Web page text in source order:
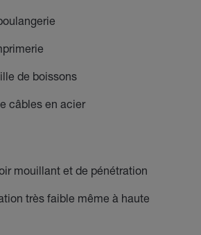
de boissons
câbles en acier
mouillant et de pénétration
très faible même à haute